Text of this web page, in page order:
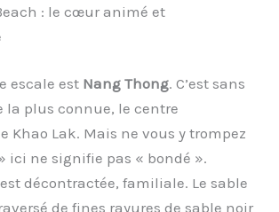
: le cœur animé et
escale est Nang Thong. C’est sans
la plus connue, le centre
Khao Lak. Mais ne vous y trompez
ici ne signifie pas « bondé ».
décontractée, familiale. Le sable
de fines rayures de sable noir